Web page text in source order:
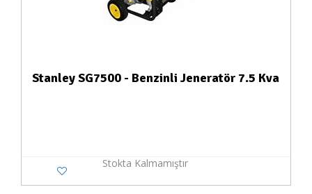
Stanley SG7500 - Benzinli Jeneratör 7.5 Kva
Stokta Kalmamıştır